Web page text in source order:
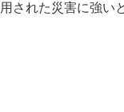
された災害に強い